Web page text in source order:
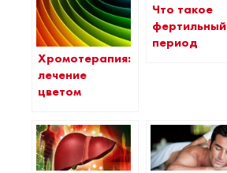
Хромотерапия:
лечение
цветом
Что такое
фертильный
период